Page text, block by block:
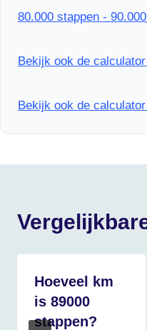
80.000 stappen -
Bekijk ook de
Bekijk ook de
Hoeveel km
is 89000
stappen?